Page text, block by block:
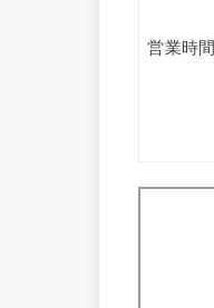
営業時間